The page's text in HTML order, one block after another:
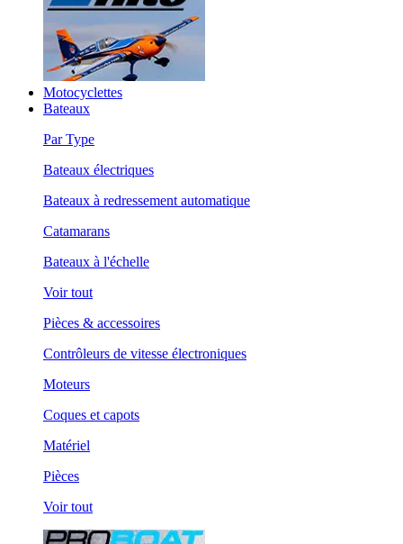
Motocyclettes
Bateaux
Par Type
Bateaux électriques
Bateaux à redressement automatique
Catamarans
Bateaux à l'échelle
Voir tout
Pièces & accessoires
Contrôleurs de vitesse électroniques
Moteurs
Coques et capots
Matériel
Pièces
Voir tout